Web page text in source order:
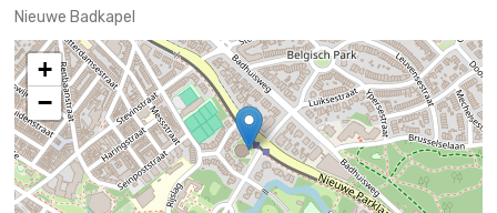
Nieuwe Badkapel
+
−